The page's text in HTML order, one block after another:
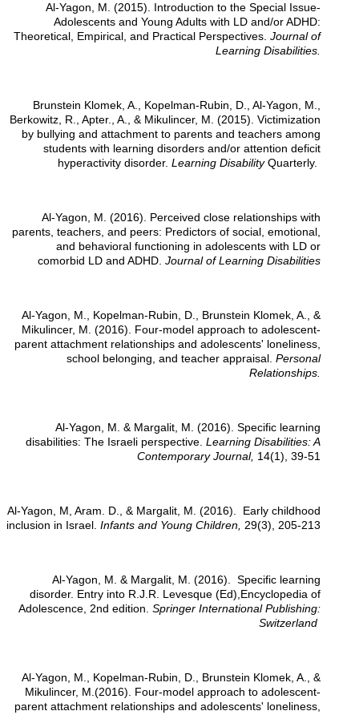
Al-Yagon, M. (2015). Introduction to the Special Issue-
Adolescents and Young Adults with LD and/or ADHD:
Theoretical, Empirical, and Practical Perspectives. Journal of
Learning Disabilities.
Brunstein Klomek, A., Kopelman-Rubin, D., Al-Yagon, M.,
Berkowitz, R., Apter., A., & Mikulincer, M. (2015). Victimization
by bullying and attachment to parents and teachers among
students with learning disorders and/or attention deficit
hyperactivity disorder. Learning DisabilityQuarterly.
Al-Yagon, M. (2016). Perceived close relationships with
parents, teachers, and peers: Predictors of social, emotional,
and behavioral functioning in adolescents with LD or
comorbid LD and ADHD. Journal of Learning Disabilities
Al-Yagon, M., Kopelman-Rubin, D., Brunstein Klomek, A., &
Mikulincer, M. (2016). Four-model approach to adolescent-
parent attachment relationships and adolescents' loneliness,
school belonging, and teacher appraisal. Personal
Relationships.
Al-Yagon, M. & Margalit, M. (2016). Specific learning
disabilities: The Israeli perspective. Learning Disabilities: A
Contemporary Journal, 14(1), 39-51
Al-Yagon, M, Aram. D., & Margalit, M. (2016). Early childhood
inclusion in Israel. Infants and Young Children, 29(3), 205-213
Al-Yagon, M. & Margalit, M. (2016). Specific learning
disorder. Entry into R.J.R. Levesque (Ed),Encyclopedia of
Adolescence, 2nd edition. Springer International Publishing:
Switzerland
Al-Yagon, M., Kopelman-Rubin, D., Brunstein Klomek, A., &
Mikulincer, M.(2016). Four-model approach to adolescent-
parent attachment relationships and adolescents' loneliness,